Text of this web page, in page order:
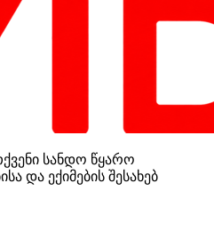
სანდო წყარო
და ექიმების შესახებ